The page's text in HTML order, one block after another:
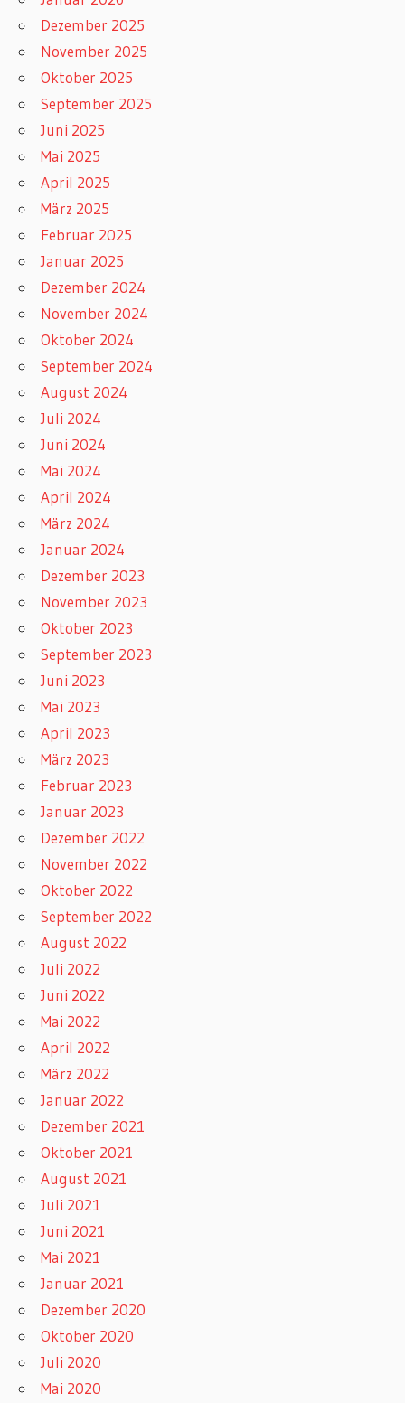
Dezember 2025
November 2025
Oktober 2025
September 2025
Juni 2025
Mai 2025
April 2025
März 2025
Februar 2025
Januar 2025
Dezember 2024
November 2024
Oktober 2024
September 2024
August 2024
Juli 2024
Juni 2024
Mai 2024
April 2024
März 2024
Januar 2024
Dezember 2023
November 2023
Oktober 2023
September 2023
Juni 2023
Mai 2023
April 2023
März 2023
Februar 2023
Januar 2023
Dezember 2022
November 2022
Oktober 2022
September 2022
August 2022
Juli 2022
Juni 2022
Mai 2022
April 2022
März 2022
Januar 2022
Dezember 2021
Oktober 2021
August 2021
Juli 2021
Juni 2021
Mai 2021
Januar 2021
Dezember 2020
Oktober 2020
Juli 2020
Mai 2020